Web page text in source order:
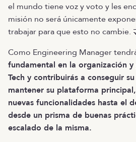
el mundo tiene voz y voto y les
misión no será únicamente
trabajar para que esto no cambie.
Como Engineering Manager
fundamental en la organización
Tech y contribuirás a conseguir
mantener su plataforma
nuevas funcionalidades hasta el
desde un prisma de buenas
escalado de la misma.